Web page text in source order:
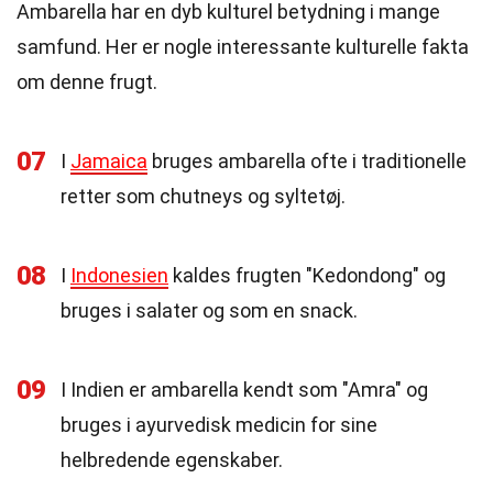
Ambarella har en dyb kulturel betydning i mange
samfund. Her er nogle interessante kulturelle fakta
om denne frugt.
07 I Jamaica bruges ambarella ofte i traditionelle
retter som chutneys og syltetøj.
08 I Indonesien kaldes frugten "Kedondong" og
bruges i salater og som en snack.
09
I Indien er ambarella kendt som "Amra" og
bruges i ayurvedisk medicin for sine
helbredende egenskaber.